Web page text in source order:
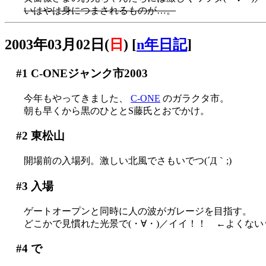
いはやは身につまされるものが…。
2003年03月02日( 日 ) [n年日記]
#1 C-ONEジャンク市2003
今年もやってきました、 C-ONE のガラクタ市。
朝も早くから黒のひととS藤氏とおでかけ。
#2 東松山
開場前の入場列。激しい北風でさもいでつ(´Д｀;)
#3 入場
ゲートオープンと同時に人の波がガレージを目指す。
どこかで見慣れた光景で(・∀・)／イイ！！ ←よくない
#4で